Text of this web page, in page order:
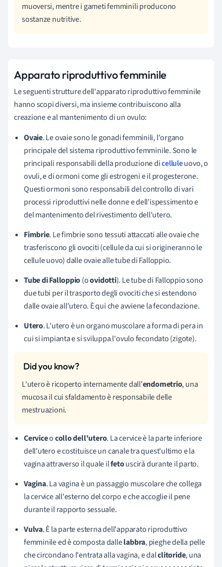
muoversi, mentre i gameti femminili producono
sostanze nutritive.
Apparato riproduttivo femminile
Le seguenti strutture dell'apparato riproduttivo femminile
hanno scopi diversi, ma insieme contribuiscono alla
creazione e al mantenimento di un ovulo:
Ovaie. Le ovaie sono le gonadi femminili, l'organo
principale del sistema riproduttivo femminile. Sono le
principali responsabili della produzione dicelluleuovo, o
ovuli, e di ormoni come gli estrogeni e il progesterone.
Questi ormoni sono responsabili del controllo di vari
processi riproduttivi nelle donne e dell'ispessimento e
del mantenimento del rivestimento dell'utero.
Fimbrie. Le fimbrie sono tessuti attaccati alle ovaie che
trasferiscono gli ovociti (cellule da cui si origineranno le
cellule uovo) dalle ovaie alle tube di Falloppio.
Tube di Falloppio(oovidotti). Le tube di Falloppio sono
due tubi per il trasporto degli ovociti che si estendono
dalle ovaie all'utero. È qui che avviene la fecondazione.
Utero. L'utero è un organo muscolare a forma di pera in
cui si impianta e si sviluppa l'ovulo fecondato (zigote).
L'utero è ricoperto internamente dall'endometrio, una
mucosa il cui sfaldamento è responsabile delle
mestruazioni.
Cerviceocollo dell'utero. La cervice è la parte inferiore
dell'utero e costituisce un canale tra quest'ultimo e la
vagina attraverso il quale ilfetouscirà durante il parto.
Vagina. La vagina è un passaggio muscolare che collega
la cervice all'esterno del corpo e che accoglie il pene
durante il rapporto sessuale.
Vulva.È la parte esterna dell'apparato riproduttivo
femminile ed è composta dallelabbra, pieghe della pelle
che circondano l'entrata alla vagina, e dalclitoride, una